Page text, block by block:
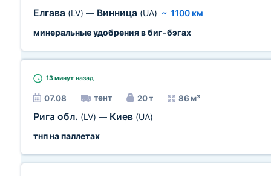
Елгава (LV) — Винница (UA) ~ 1100 км
минеральные удобрения в биг-бэгах
13 минут назад
07.08 тент 20 т 86 м³
Рига обл. (LV) — Киев (UA)
тнп на паллетах